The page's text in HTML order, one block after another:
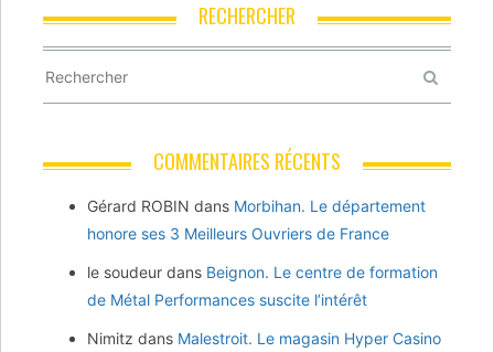
RECHERCHER
COMMENTAIRES RÉCENTS
Gérard ROBIN dans Morbihan. Le département
honore ses 3 Meilleurs Ouvriers de France
le soudeur dans Beignon. Le centre de formation
de Métal Performances suscite l’intérêt
Nimitz dans Malestroit. Le magasin Hyper Casino